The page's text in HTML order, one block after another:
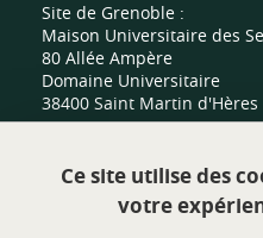
Site de Grenoble :
Maison Universitaire des
80 Allée Ampère
Domaine Universitaire
38400 Saint Martin d'Hères
Site de Valence :
Centre sportif universitaire
Route de Malissard
Ce site utilise des
votre